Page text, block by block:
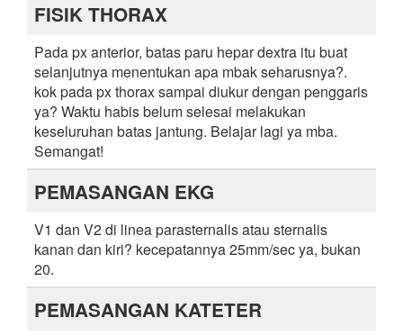
FISIK THORAX
Pada px anterior, batas paru hepar dextra itu buat
selanjutnya menentukan apa mbak seharusnya?.
kok pada px thorax sampai diukur dengan penggaris
ya? Waktu habis belum selesai melakukan
keseluruhan batas jantung. Belajar lagi ya mba.
Semangat!
PEMASANGAN EKG
V1 dan V2 di linea parasternalis atau sternalis
kanan dan kiri? kecepatannya 25mm/sec ya, bukan
20.
PEMASANGAN KATETER